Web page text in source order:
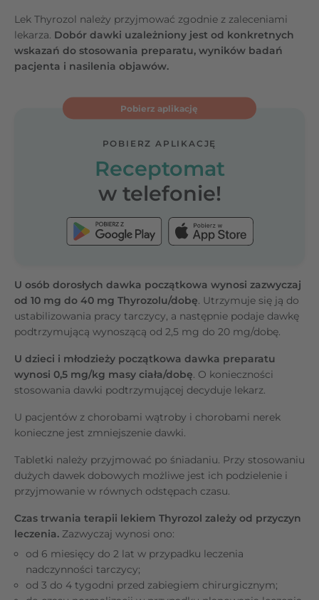
Lek Thyrozol należy przyjmować zgodnie z zaleceniami
lekarza. Dobór dawki uzależniony jest od konkretnych
wskazań do stosowania preparatu, wyników badań
pacjenta i nasilenia objawów.
Pobierz aplikację
POBIERZ APLIKACJĘ
Receptomat
w telefonie!
U osób dorosłych dawka początkowa wynosi zazwyczaj
od 10 mg do 40 mg Thyrozolu/dobę. Utrzymuje się ją do
ustabilizowania pracy tarczycy, a następnie podaje dawkę
podtrzymującą wynoszącą od 2,5 mg do 20 mg/dobę.
U dzieci i młodzieży początkowa dawka preparatu
wynosi 0,5 mg/kg masy ciała/dobę. O konieczności
stosowania dawki podtrzymującej decyduje lekarz.
U pacjentów z chorobami wątroby i chorobami nerek
konieczne jest zmniejszenie dawki.
Tabletki należy przyjmować po śniadaniu. Przy stosowaniu
dużych dawek dobowych możliwe jest ich podzielenie i
przyjmowanie w równych odstępach czasu.
Czas trwania terapii lekiem Thyrozol zależy od przyczyn
leczenia. Zazwyczaj wynosi ono:
od 6 miesięcy do 2 lat w przypadku leczenia
nadczynności tarczycy;
od 3 do 4 tygodni przed zabiegiem chirurgicznym;